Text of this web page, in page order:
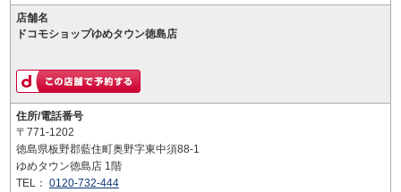
店舗名
ドコモショップゆめタウン徳島店
住所/電話番号
〒771-1202
徳島県板野郡藍住町奥野字東中須88-1
ゆめタウン徳島店 1階
TEL： 0120-732-444